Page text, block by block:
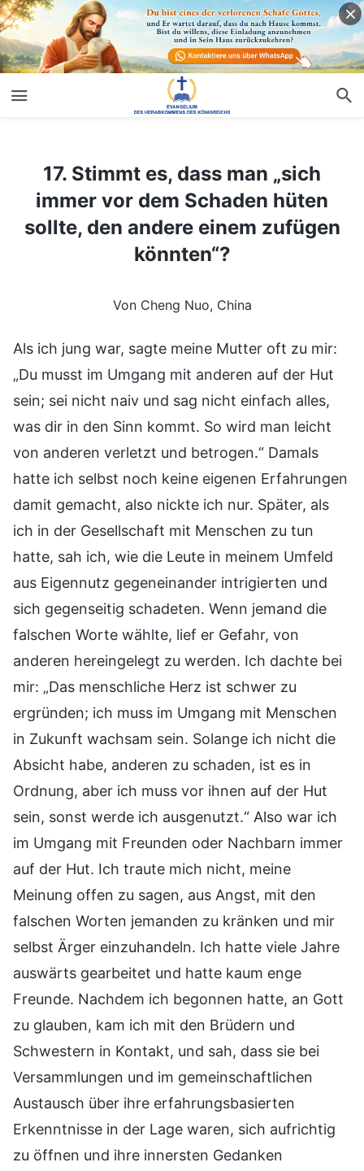
17. Stimmt es, dass man „sich
immer vor dem Schaden hüten
sollte, den andere einem zufügen
könnten“?
Von Cheng Nuo, China
Als ich jung war, sagte meine Mutter oft zu mir:
„Du musst im Umgang mit anderen auf der Hut
sein; sei nicht naiv und sag nicht einfach alles,
was dir in den Sinn kommt. So wird man leicht
von anderen verletzt und betrogen.“ Damals
hatte ich selbst noch keine eigenen Erfahrungen
damit gemacht, also nickte ich nur. Später, als
ich in der Gesellschaft mit Menschen zu tun
hatte, sah ich, wie die Leute in meinem Umfeld
aus Eigennutz gegeneinander intrigierten und
sich gegenseitig schadeten. Wenn jemand die
falschen Worte wählte, lief er Gefahr, von
anderen hereingelegt zu werden. Ich dachte bei
mir: „Das menschliche Herz ist schwer zu
ergründen; ich muss im Umgang mit Menschen
in Zukunft wachsam sein. Solange ich nicht die
Absicht habe, anderen zu schaden, ist es in
Ordnung, aber ich muss vor ihnen auf der Hut
sein, sonst werde ich ausgenutzt.“ Also war ich
im Umgang mit Freunden oder Nachbarn immer
auf der Hut. Ich traute mich nicht, meine
Meinung offen zu sagen, aus Angst, mit den
falschen Worten jemanden zu kränken und mir
selbst Ärger einzuhandeln. Ich hatte viele Jahre
auswärts gearbeitet und hatte kaum enge
Freunde. Nachdem ich begonnen hatte, an Gott
zu glauben, kam ich mit den Brüdern und
Schwestern in Kontakt, und sah, dass sie bei
Versammlungen und im gemeinschaftlichen
Austausch über ihre erfahrungsbasierten
Erkenntnisse in der Lage waren, sich aufrichtig
zu öffnen und ihre innersten Gedanken